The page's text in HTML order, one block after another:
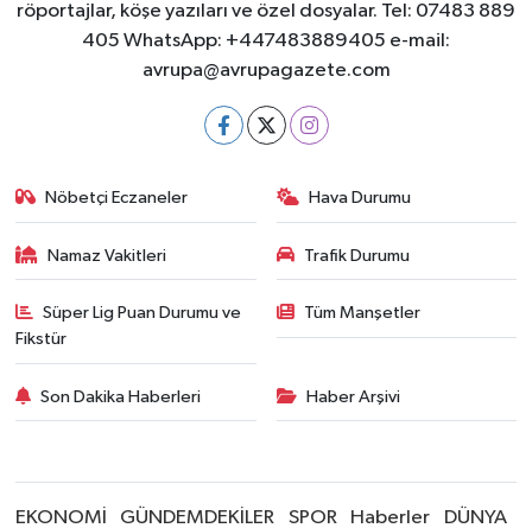
röportajlar, köşe yazıları ve özel dosyalar. Tel: 07483 889
405 WhatsApp: +447483889405 e-mail:
avrupa@avrupagazete.com
Nöbetçi Eczaneler Hava Durumu
Namaz Vakitleri Trafik Durumu
Süper Lig Puan Durumu ve
Fikstür
Tüm Manşetler
Son Dakika Haberleri Haber Arşivi
EKONOMİ GÜNDEMDEKİLER SPOR Haberler DÜNYA